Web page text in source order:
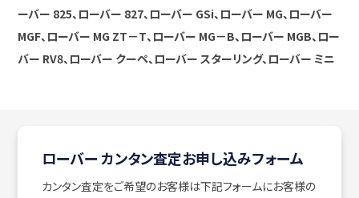
ーバー 825、ローバー 827、ローバー GSi、ローバー MG、ローバー
MGF、ローバー MG ZT－T、ローバー MG－B、ローバー MGB、ロー
バー RV8、ローバー クーペ、ローバー スターリング、ローバー ミニ
ローバー カンタン査定お申し込みフォーム
カンタン査定をご希望のお客様は下記フォームにお客様の